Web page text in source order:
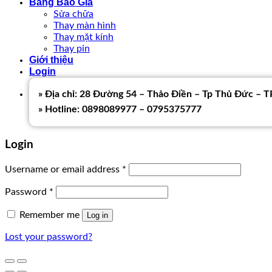
Bảng Báo Giá
Sửa chữa
Thay màn hình
Thay mặt kính
Thay pin
Giới thiệu
Login
» Địa chỉ: 28 Đường 54 – Thảo Điền – Tp Thủ Đức –
» Hotline: 0898089977 – 0795375777
Login
Username or email address *
Password *
Remember me Log in
Lost your password?